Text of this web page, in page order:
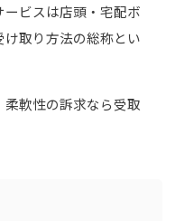
ビスは店頭・宅配ボ
取り方法の総称とい
軟性の訴求なら受取